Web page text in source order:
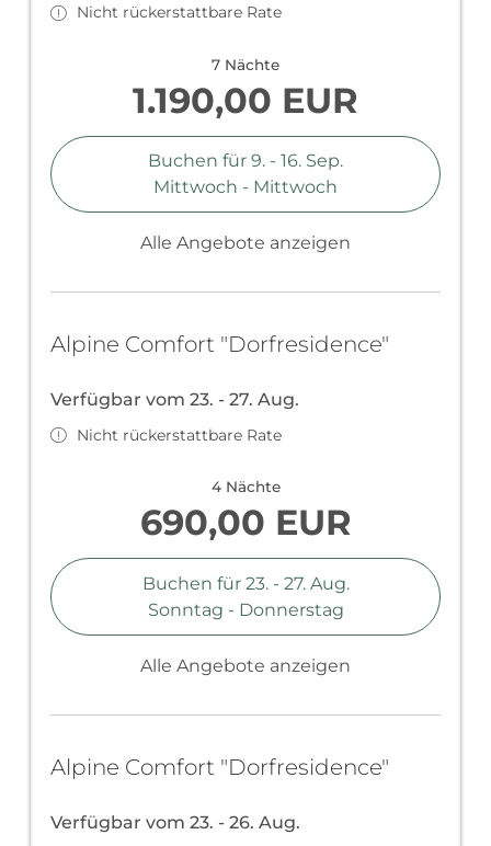
Nicht rückerstattbare Rate
7 Nächte
1.190,00 EUR
Buchen für 9. - 16. Sep.
Mittwoch - Mittwoch
Alle Angebote anzeigen
Alpine Comfort "Dorfresidence"
Verfügbar vom 23. - 27. Aug.
Nicht rückerstattbare Rate
4 Nächte
690,00 EUR
Buchen für 23. - 27. Aug.
Sonntag - Donnerstag
Alle Angebote anzeigen
Alpine Comfort "Dorfresidence"
Verfügbar vom 23. - 26. Aug.